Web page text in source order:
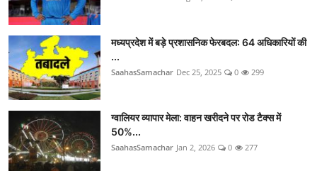
मध्यप्रदेश में बड़े प्रशासनिक फेरबदल: 64 अधिकारियों की
...
SaahasSamachar Dec 25, 2025 0 299
ग्वालियर व्यापार मेला: वाहन खरीदने पर रोड टैक्स में
50%...
SaahasSamachar Jan 2, 2026 0 277